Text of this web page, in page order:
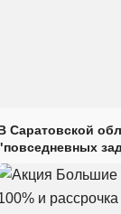
Саратовской